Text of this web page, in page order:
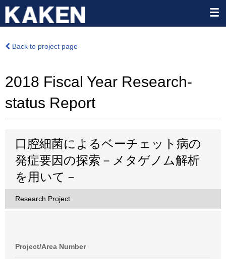
Back to project page
2018 Fiscal Year Research-
status Report
口腔細菌によるベーチェット病の
発症要因の探索－メタゲノム解析
を用いて－
Research Project
Project/Area Number